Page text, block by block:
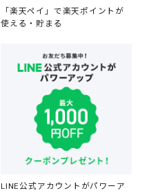
「楽天ペイ」で楽天ポイントが
使える・貯まる
LINE公式アカウントがパワーア